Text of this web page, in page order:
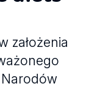
założenia